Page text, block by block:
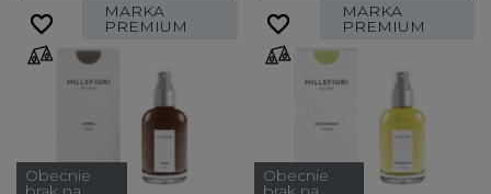
MARKA
PREMIUM
Obecnie
favorite_border
favorite_border MARKA
PREMIUM
Obecnie
favorite_border
favorite_border